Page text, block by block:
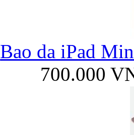
Bao da iPad
700.000